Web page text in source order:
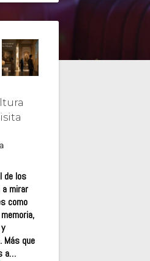
de los
mirar
como
Más que
a…